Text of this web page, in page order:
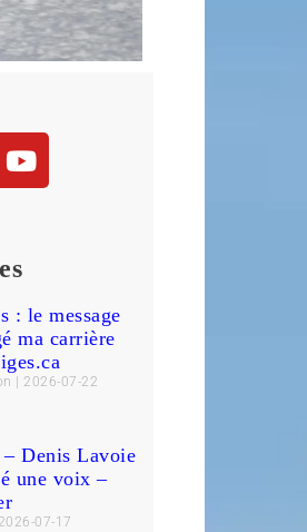
: le message
ma carrière
2026-07-22
Denis Lavoie
une voix –
07-17